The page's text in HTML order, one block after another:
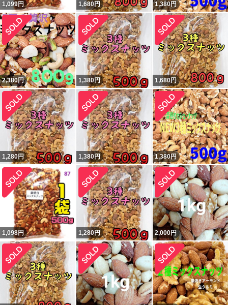
1,099円 1,680円 1,380円
2,380円 1,380円 1,680円
1,280円 1,380円 1,380円
1,098円 1,280円 2,000円